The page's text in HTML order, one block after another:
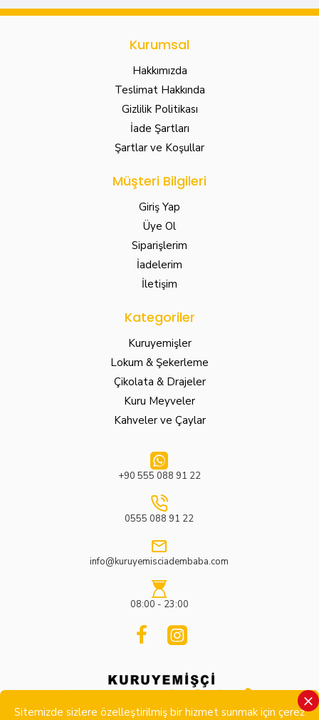
Kurumsal
Hakkımızda
Teslimat Hakkında
Gizlilik Politikası
İade Şartları
Şartlar ve Koşullar
Müşteri Bilgileri
Giriş Yap
Üye Ol
Siparişlerim
İadelerim
İletişim
Kategoriler
Kuruyemişler
Lokum & Şekerleme
Çikolata & Drajeler
Kuru Meyveler
Kahveler ve Çaylar
+90 555 088 91 22
0555 088 91 22
info@kuruyemisciadembaba.com
08:00 - 23:00
Sitemizde sizlere özelleştirilmiş bir hizmet sunmak için çerez